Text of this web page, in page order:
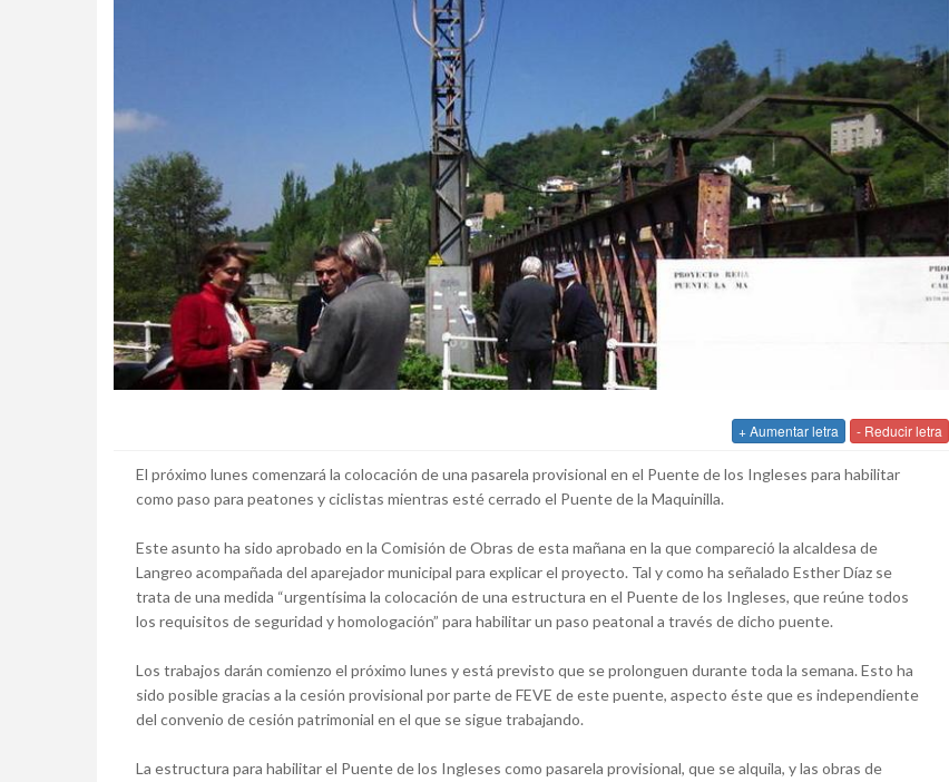
+ Aumentar letra - Reducir letra
El próximo lunes comenzará la colocación de una pasarela provisional en el Puente de los Ingleses para habilitar
como paso para peatones y ciclistas mientras esté cerrado el Puente de la Maquinilla.
Este asunto ha sido aprobado en la Comisión de Obras de esta mañana en la que compareció la alcaldesa de
Langreo acompañada del aparejador municipal para explicar el proyecto. Tal y como ha señalado Esther Díaz se
trata de una medida “urgentísima la colocación de una estructura en el Puente de los Ingleses, que reúne todos
los requisitos de seguridad y homologación” para habilitar un paso peatonal a través de dicho puente.
Los trabajos darán comienzo el próximo lunes y está previsto que se prolonguen durante toda la semana. Esto ha
sido posible gracias a la cesión provisional por parte de FEVE de este puente, aspecto éste que es independiente
del convenio de cesión patrimonial en el que se sigue trabajando.
La estructura para habilitar el Puente de los Ingleses como pasarela provisional, que se alquila, y las obras de